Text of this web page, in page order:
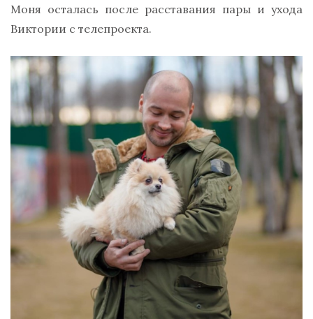
Моня осталась после расставания пары и ухода
Виктории с телепроекта.